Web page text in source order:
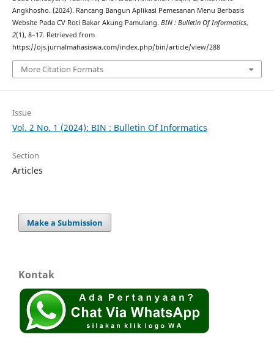
Angkhosho. (2024). Rancang Bangun Aplikasi Pemesanan Menu Berbasis
Website Pada CV Roti Bakar Akung Pamulang. BIN : Bulletin Of Informatics,
2(1), 8–17. Retrieved from
https://ojs.jurnalmahasiswa.com/index.php/bin/article/view/288
More Citation Formats
Issue
Vol. 2 No. 1 (2024): BIN : Bulletin Of Informatics
Section
Articles
Make a Submission
Kontak